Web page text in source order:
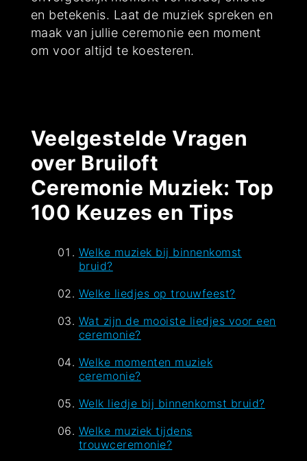
en betekenis. Laat de muziek spreken en
maak van jullie ceremonie een moment
om voor altijd te koesteren.
Veelgestelde Vragen
over Bruiloft
Ceremonie Muziek: Top
100 Keuzes en Tips
Welke muziek bij binnenkomst
bruid?
Welke liedjes op trouwfeest?
Wat zijn de mooiste liedjes voor een
ceremonie?
Welke momenten muziek
ceremonie?
Welk liedje bij binnenkomst bruid?
Welke muziek tijdens
trouwceremonie?